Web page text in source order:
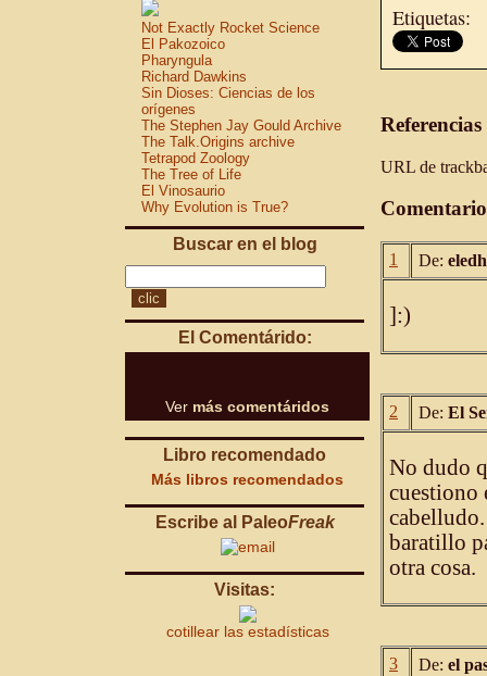
Not Exactly Rocket Science
El Pakozoico
Pharyngula
Richard Dawkins
Sin Dioses: Ciencias de los
orígenes
The Stephen Jay Gould Archive
The Talk.Origins archive
Tetrapod Zoology
The Tree of Life
El Vinosaurio
Why Evolution is True?
Buscar en el blog
El Comentárido:
Ver más comentáridos
Libro recomendado
Más libros recomendados
Escribe al PaleoFreak
Visitas:
cotillear las estadísticas
Etiquetas:
URL de
1 De:
]:)
2 De: El
No dudo
cuestiono
baratillo
otra cosa.
3 De: el